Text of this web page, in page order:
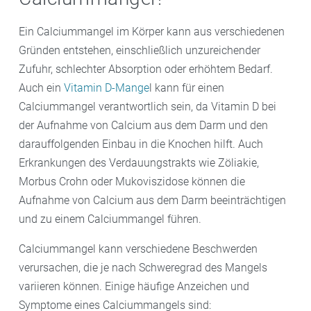
von 9 bis 18 Jahren etwa 1300 Milligramm.
während des Stillens wird eine Zufuhr von 1200 bis
1300 Milligramm empfohlen. Dabei ist wichtig zu
beachten, dass die tatsächliche benötigte Menge an
Calcium je nach individuellen Umständen variieren
kann.
Ein Calciummangel im Körper kann aus verschiedenen
Gründen entstehen, einschließlich unzureichender
Zufuhr, schlechter Absorption oder erhöhtem Bedarf.
Auch ein Vitamin D-Mangel kann für einen
Calciummangel verantwortlich sein, da Vitamin D bei
der Aufnahme von Calcium aus dem Darm und den
darauffolgenden Einbau in die Knochen hilft. Auch
Erkrankungen des Verdauungstrakts wie Zöliakie,
Morbus Crohn oder Mukoviszidose können die
Aufnahme von Calcium aus dem Darm beeinträchtigen
und zu einem Calciummangel führen.
Calciummangel kann verschiedene Beschwerden
verursachen, die je nach Schweregrad des Mangels
variieren können. Einige häufige Anzeichen und
Symptome eines Calciummangels sind: